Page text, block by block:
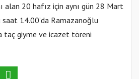
alan 20 hafız için aynı gün 28 Mart
14.00’da Ramazanoğlu
taç giyme ve icazet töreni